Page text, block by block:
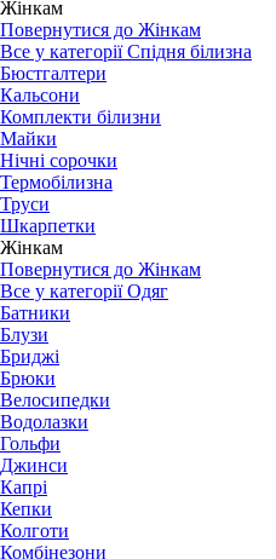
Жінкам
Повернутися до Жінкам
Все у категорії Спідня білизна
Бюстгалтери
Кальсони
Комплекти білизни
Майки
Нічні сорочки
Термобілизна
Труси
Шкарпетки
Жінкам
Повернутися до Жінкам
Все у категорії Одяг
Батники
Блузи
Бриджі
Брюки
Велосипедки
Водолазки
Гольфи
Джинси
Капрі
Кепки
Колготи
Комбінезони